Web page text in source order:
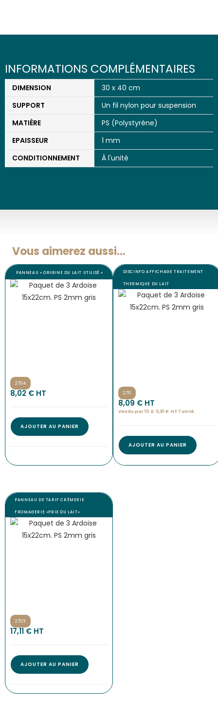
INFORMATIONS COMPLÉMENTAIRES
DIMENSION
30 x 40 cm
SUPPORT
Un fil nylon pour suspension
MATIÈRE
PS (Polystyrène)
EPAISSEUR
1 mm
CONDITIONNEMENT
À l'unité
Vous aimerez aussi...
PANNEAU « ORIGINE DU LAIT UTILISÉ »
2704
8,02 € HT
AJOUTER AU PANIER
DISCINFO AFFICHAGE TRAITEMENT
THERMIQUE DU LAIT
2711
8,09 € HT
Vendu par 10 à 0,81 € HT l'unité
AJOUTER AU PANIER
PANNEAU DE TARIF CRÈMERIE
FROMAGERIE «PRIX DU LAIT»
2703
17,11 € HT
AJOUTER AU PANIER